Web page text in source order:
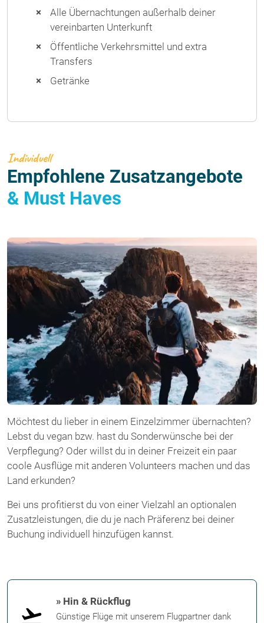
Alle Übernachtungen außerhalb deiner
vereinbarten Unterkunft
Öffentliche Verkehrsmittel und extra
Transfers
Getränke
Individuell
Empfohlene Zusatzangebote
& Must Haves
Möchtest du lieber in einem Einzelzimmer übernachten?
Lebst du vegan bzw. hast du Sonderwünsche bei der
Verpflegung? Oder willst du in deiner Freizeit ein paar
coole Ausflüge mit anderen Volunteers machen und das
Land erkunden?
Bei uns profitierst du von einer Vielzahl an optionalen
Zusatzleistungen, die du je nach Präferenz bei deiner
Buchung individuell hinzufügen kannst.
» Hin & Rückflug
Günstige Flüge mit unserem Flugpartner dank